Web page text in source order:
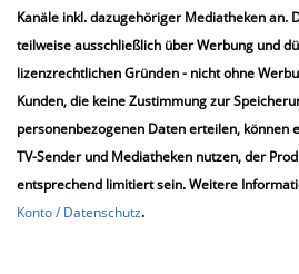
Kanäle inkl. dazugehöriger Mediatheken an.
teilweise ausschließlich über Werbung und
lizenzrechtlichen Gründen - nicht ohne
Kunden, die keine Zustimmung zur
personenbezogenen Daten erteilen, können
TV-Sender und Mediatheken nutzen, der
entsprechend limitiert sein. Weitere
Konto / Datenschutz.